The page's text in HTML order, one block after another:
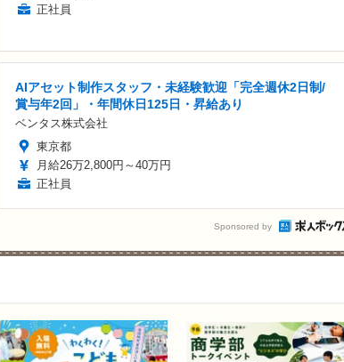
正社員
AIアセット制作スタッフ・未経験歓迎「完全週休2日制/
賞与年2回」・年間休日125日・昇給あり
ベンタス株式会社
東京都
月給26万2,800円～40万円
正社員
Sponsored by